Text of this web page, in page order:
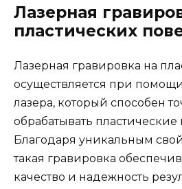
Лазерная
пластических
Лазерная гравировка на
осуществляется при
лазера, который способен
обрабатывать
Благодаря уникальным
такая гравировка
качество и надежность